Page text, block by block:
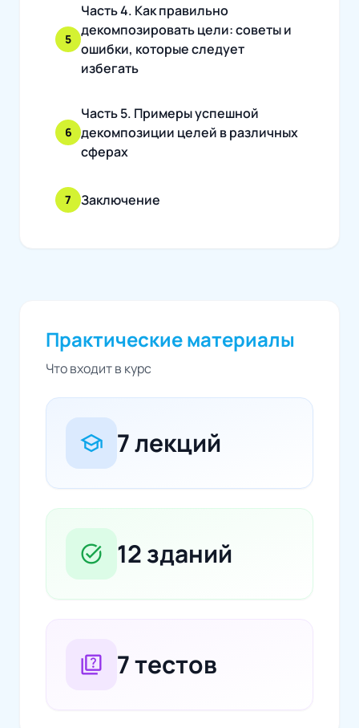
5
Часть 4. Как правильно
декомпозировать цели: советы и
ошибки, которые следует
избегать
6
Часть 5. Примеры успешной
декомпозиции целей в различных
сферах
7 Заключение
Практические материалы
Что входит в курс
school 7 лекций
task_alt 12 зданий
quiz 7 тестов